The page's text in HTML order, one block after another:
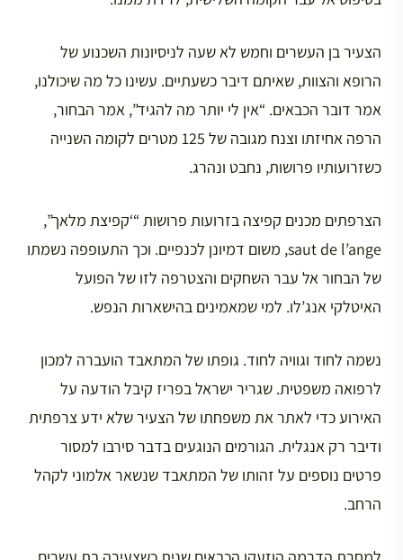
הצעיר בן העשרים וחמש לא שעה לניסיונות השכנוע של
הרופא והצוות, שאיתם דיבר כשעתיים. עשינו כל מה שיכולנו,
אמר דובר הכבאים. “אין לי יותר מה להגיד”, אמר הבחור,
הרפה אחיזתו וצנח מגובה של 125 מטרים לקומה השנייה
כשזרועותיו פרושות, נחבט ונהרג.
הצרפתים מכנים קפיצה בזרועות פרושות “‘קפיצת מלאך”,
saut de l’ange, משום דמיונן לכנפיים. וכך התעופפה נשמתו
של הבחור אל עבר השחקים והצטרפה לזו של הפועל
האיטלקי אנג’לו. למי שמאמינים בהישארות הנפש.
נשמה לחוד וגוויה לחוד. גופתו של המתאבד הועברה למכון
לרפואה משפטית. שגריר ישראל בפריז קיבל הודעה על
האירוע כדי לאתר את משפחתו של הצעיר שלא ידע צרפתית
ודיבר רק אנגלית. הגורמים הנוגעים בדבר סירבו למסור
פרטים נוספים על זהותו של המתאבד שנשאר אלמוני לקהל
הרחב.